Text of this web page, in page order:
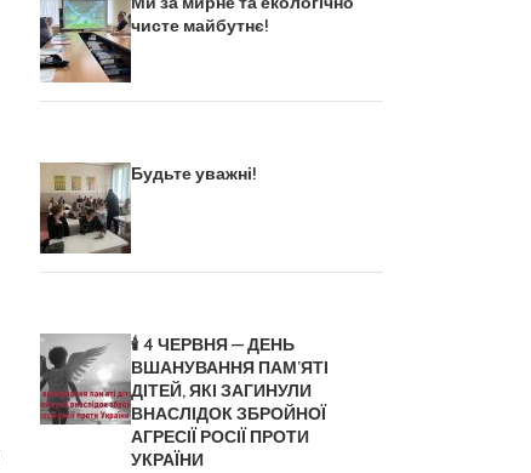
чисте майбутнє!
Будьте уважні!
🕯️ 4 ЧЕРВНЯ — ДЕНЬ
ВШАНУВАННЯ ПАМ’ЯТІ
ДІТЕЙ, ЯКІ ЗАГИНУЛИ
ВНАСЛІДОК ЗБРОЙНОЇ
АГРЕСІЇ РОСІЇ ПРОТИ
УКРАЇНИ